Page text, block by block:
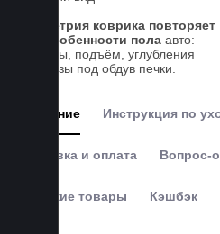
Геометрия коврика повторяет
все особенности пола авто:
выступы, подъём, углубления
и вырезы под обдув печки.
Описание Инструкция по
Доставка и оплата Вопрос-
Похожие товары Кэшбэк